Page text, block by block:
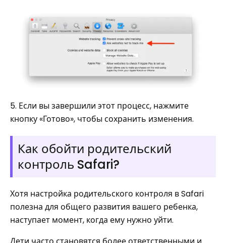
5. Если вы завершили этот процесс, нажмите
кнопку «Готово», чтобы сохранить изменения.
Как обойти родительский
контроль Safari?
Хотя настройка родительского контроля в Safari
полезна для общего развития вашего ребенка,
наступает момент, когда ему нужно уйти.